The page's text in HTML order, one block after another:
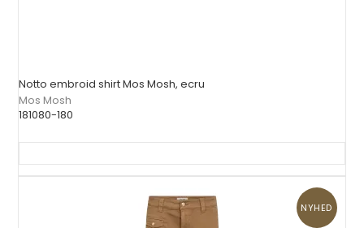
Notto embroid shirt Mos Mosh, ecru
Mos Mosh
181080-180
NYHED